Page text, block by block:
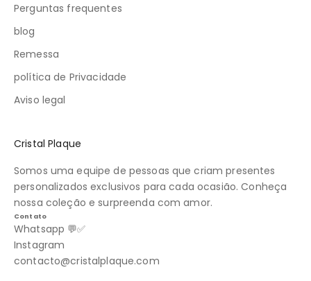
Perguntas frequentes
blog
Remessa
política de Privacidade
Aviso legal
Cristal Plaque
Somos uma equipe de pessoas que criam presentes
personalizados exclusivos para cada ocasião. Conheça
nossa coleção e surpreenda com amor.
Contato
Whatsapp 💬✅
Instagram
contacto@cristalplaque.com